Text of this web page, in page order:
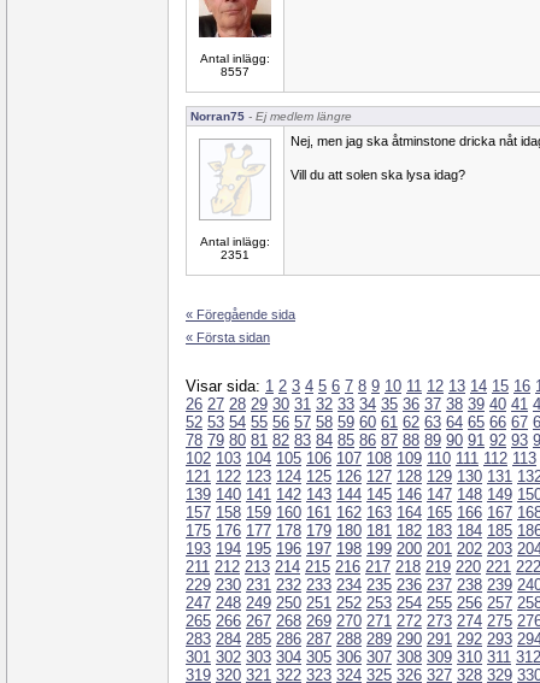
Antal inlägg:
8557
Norran75 - Ej medlem längre
Antal inlägg:
2351
Nej, men jag ska åtminstone dricka nåt
Vill du att solen ska lysa idag?
« Föregående sida
« Första sidan
Visar sida: 1 2 3 4 5 6 7 8 9 10 11 12 13 14 15 16
26 27 28 29 30 31 32 33 34 35 36 37 38 39 40 41
52 53 54 55 56 57 58 59 60 61 62 63 64 65 66 67
78 79 80 81 82 83 84 85 86 87 88 89 90 91 92 93
102 103 104 105 106 107 108 109 110 111 112 113
121 122 123 124 125 126 127 128 129 130 131
139 140 141 142 143 144 145 146 147 148 149
157 158 159 160 161 162 163 164 165 166 167
175 176 177 178 179 180 181 182 183 184 185
193 194 195 196 197 198 199 200 201 202 203
211 212 213 214 215 216 217 218 219 220 221 222
229 230 231 232 233 234 235 236 237 238 239
247 248 249 250 251 252 253 254 255 256 257
265 266 267 268 269 270 271 272 273 274 275
283 284 285 286 287 288 289 290 291 292 293
301 302 303 304 305 306 307 308 309 310 311 312
319 320 321 322 323 324 325 326 327 328 329